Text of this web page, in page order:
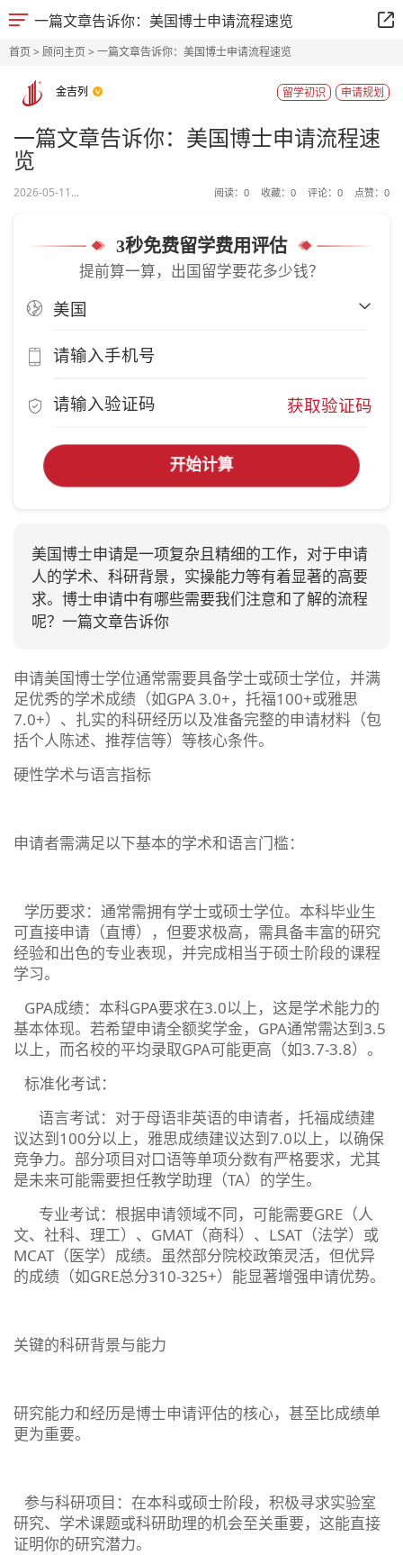
一篇文章告诉你：美国博士申请流程速览
首页> 顾问主页> 一篇文章告诉你：美国博士申请流程速览
金吉列 申请规划
留学初识
一篇文章告诉你：美国博士申请流程速
览
2026-05-11... 阅读： 0 收藏： 0 评论： 0 点赞： 0
3秒免费留学费用评估
提前算一算，出国留学要花多少钱？
获取验证码
开始计算
美国博士申请是一项复杂且精细的工作，对于申请
人的学术、科研背景，实操能力等有着显著的高要
求。博士申请中有哪些需要我们注意和了解的流程
呢？一篇文章告诉你
申请美国博士学位通常需要具备学士或硕士学位，并满
足优秀的学术成绩（如GPA 3.0+，托福100+或雅思
7.0+）、扎实的科研经历以及准备完整的申请材料（包
括个人陈述、推荐信等）等核心条件。‌‌‌
硬性学术与语言指标
申请者需满足以下基本的学术和语言门槛：
‌学历要求‌：‌通常需拥有学士或硕士学位‌。本科毕业生
可直接申请（直博），但要求极高，需具备丰富的研究
经验和出色的专业表现，并完成相当于硕士阶段的课程
学习。‌‌‌
‌GPA成绩‌：‌本科GPA要求在3.0以上‌，这是学术能力的
基本体现。若希望申请全额奖学金，GPA通常需达到3.5
以上，而名校的平均录取GPA可能更高（如3.7-3.8）。‌‌‌
‌标准化考试‌：
‌语言考试‌：对于母语非英语的申请者，托福成绩建
议达到100分以上，雅思成绩建议达到7.0以上，以确保
竞争力。部分项目对口语等单项分数有严格要求，尤其
是未来可能需要担任教学助理（TA）的学生。‌‌‌
‌专业考试‌：根据申请领域不同，可能需要GRE（人
文、社科、理工）、GMAT（商科）、LSAT（法学）或
MCAT（医学）成绩。虽然部分院校政策灵活，但优异
的成绩（如GRE总分310-325+）能显著增强申请优势。‌‌‌
关键的科研背景与能力
‌研究能力和经历是博士申请评估的核心，甚至比成绩单
更为重要。‌‌‌‌
‌参与科研项目‌：在本科或硕士阶段，积极寻求实验室
研究、学术课题或科研助理的机会至关重要，这能直接
证明你的研究潜力。‌‌‌